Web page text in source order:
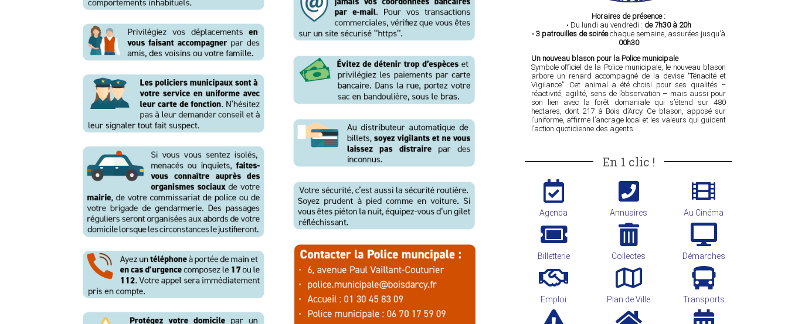
Horaires de présence :
• Du lundi au vendredi : de 7h30 à 20h
• 3 patrouilles de soiréechaque semaine, assurées jusqu’à
00h30
Un nouveau blason pour la Police municipale
Symbole officiel de la Police municipale, le nouveau blason
arbore un renard accompagné de la devise "Ténacité et
Vigilance". Cet animal a été choisi pour ses qualités –
réactivité, agilité, sens de l’observation – mais aussi pour
son lien avec la forêt domaniale qui s’étend sur 480
hectares, dont 217 à Bois d’Arcy. Ce blason, apposé sur
l’uniforme, affirme l’ancrage local et les valeurs qui guident
l’action quotidienne des agents.
En 1 clic !
Agenda
Billetterie
Emploi
Annuaires
Collectes
Plan de Ville
Au Cinéma
Démarches
Transports